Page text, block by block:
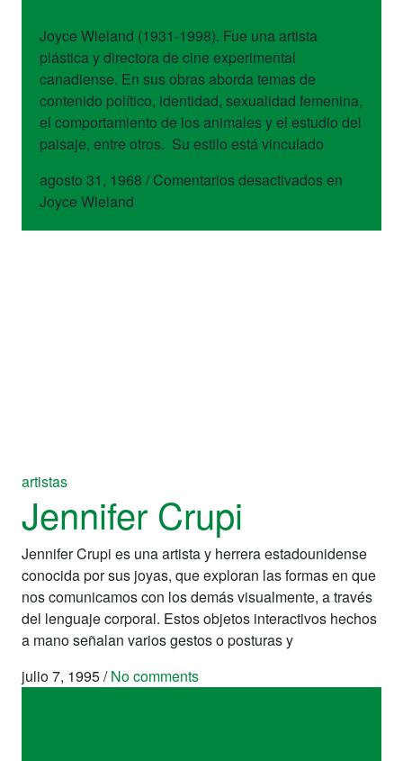
Joyce Wieland (1931-1998). Fue una artista
plástica y directora de cine experimental
canadiense. En sus obras aborda temas de
contenido político, identidad, sexualidad femenina,
el comportamiento de los animales y el estudio del
paisaje, entre otros. Su estilo está vinculado
agosto 31, 1968 / Comentarios desactivadosen
Joyce Wieland
artistas
Jennifer Crupi
Jennifer Crupi es una artista y herrera estadounidense
conocida por sus joyas, que exploran las formas en que
nos comunicamos con los demás visualmente, a través
del lenguaje corporal. Estos objetos interactivos hechos
a mano señalan varios gestos o posturas y
julio 7, 1995/ No comments